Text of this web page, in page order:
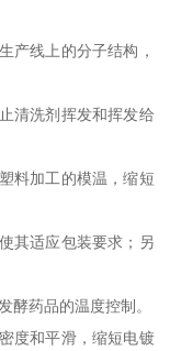
产线上的分子结构，
清洗剂挥发和挥发给
料加工的模温，缩短
其适应包装要求；另
酵药品的温度控制。
度和平滑，缩短电镀